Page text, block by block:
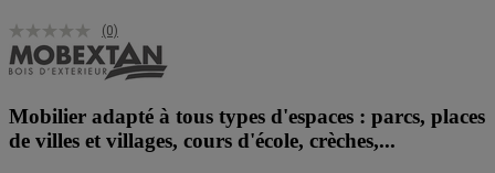
(0)
Mobilier adapté à tous types d'espaces : parcs, places
de villes et villages, cours d'école, crèches,...